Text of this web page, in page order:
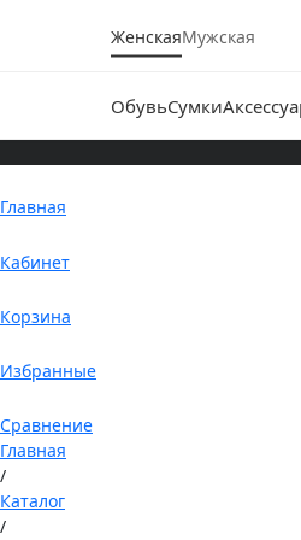
ЖенскаяМужская
ОбувьСумки
Главная
Кабинет
Корзина
Избранные
Сравнение
Главная
/
Каталог
/